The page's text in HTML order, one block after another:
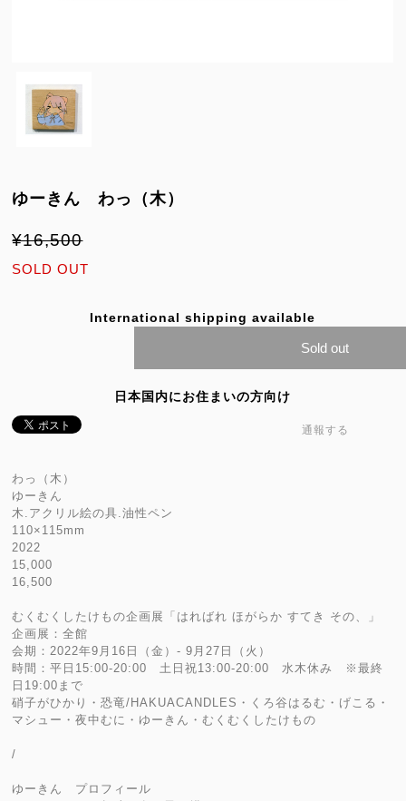
ゆーきん わっ（木）
¥16,500
SOLD OUT
International shipping available
Sold out
日本国内にお住まいの方向け
通報する
わっ（木）
ゆーきん
木.アクリル絵の具.油性ペン
110×115mm
2022
15,000
16,500
むくむくしたけもの企画展「はればれ ほがらか すてき その、」
企画展：全館
会期：2022年9月16日（金）- 9月27日（火）
時間：平日15:00-20:00 土日祝13:00-20:00 水木休み ※最終
日19:00まで
硝子がひかり・恐竜/HAKUACANDLES・くろ谷はるむ・げこる・
マシュー・夜中むに・ゆーきん・むくむくしたけもの
/
ゆーきん プロフィール